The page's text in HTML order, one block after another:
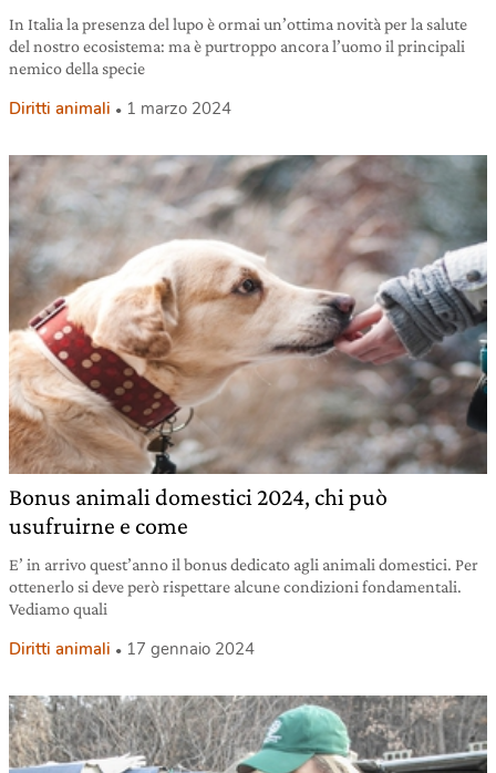
In Italia la presenza del lupo è ormai un’ottima novità per la salute
del nostro ecosistema: ma è purtroppo ancora l’uomo il principali
nemico della specie
Diritti animali 1 marzo 2024
Bonus animali domestici 2024, chi può
usufruirne e come
E’ in arrivo quest’anno il bonus dedicato agli animali domestici. Per
ottenerlo si deve però rispettare alcune condizioni fondamentali.
Vediamo quali
Diritti animali 17 gennaio 2024